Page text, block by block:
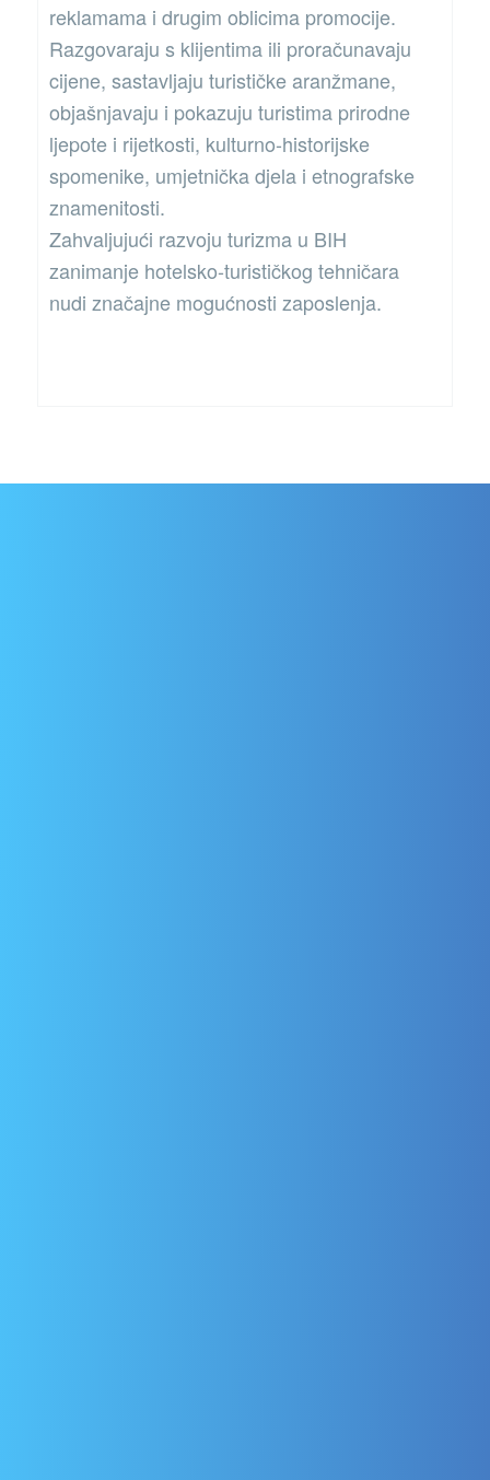
reklamama i drugim oblicima promocije.
Razgovaraju s klijentima ili proračunavaju
cijene, sastavljaju turističke aranžmane,
objašnjavaju i pokazuju turistima prirodne
ljepote i rijetkosti, kulturno-historijske
spomenike, umjetnička djela i etnografske
znamenitosti.
Zahvaljujući razvoju turizma u BIH
zanimanje hotelsko-turističkog tehničara
nudi značajne mogućnosti zaposlenja.